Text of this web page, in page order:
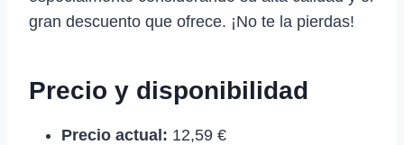
gran descuento que ofrece. ¡No te la pierdas!
Precio y disponibilidad
Precio actual: 12,59 €